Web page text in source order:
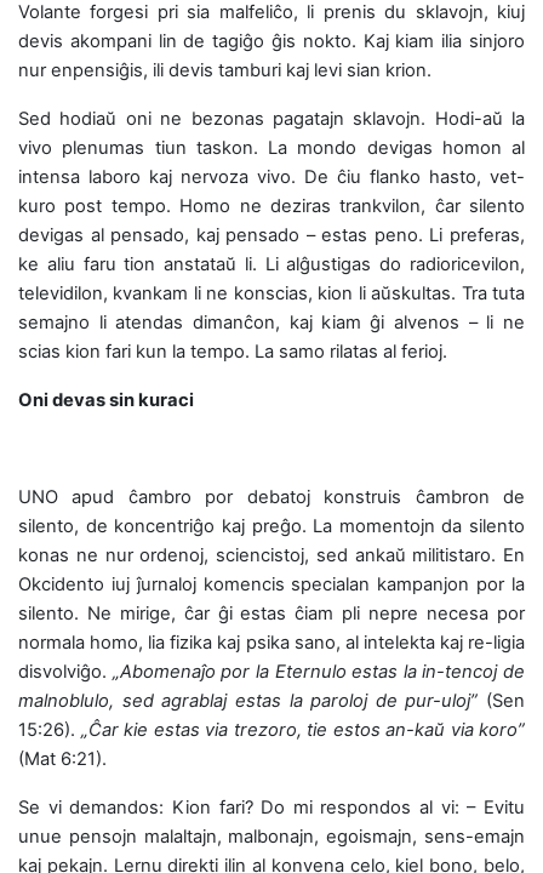
Volante forgesi pri sia malfeliĉo, li prenis du sklavojn, kiuj
devis akompani lin de tagiĝo ĝis nokto. Kaj kiam ilia sinjoro
nur enpensiĝis, ili devis tamburi kaj levi sian krion.
Sed hodiaŭ oni ne bezonas pagatajn sklavojn. Hodi-aŭ la
vivo plenumas tiun taskon. La mondo devigas homon al
intensa laboro kaj nervoza vivo. De ĉiu flanko hasto, vet-
kuro post tempo. Homo ne deziras trankvilon, ĉar silento
devigas al pensado, kaj pensado – estas peno. Li preferas,
ke aliu faru tion anstataŭ li. Li alĝustigas do radioricevilon,
televidilon, kvankam li ne konscias, kion li aŭskultas. Tra tuta
semajno li atendas dimanĉon, kaj kiam ĝi alvenos – li ne
scias kion fari kun la tempo. La samo rilatas al ferioj.
Oni devas sin kuraci
UNO apud ĉambro por debatoj konstruis ĉambron de
silento, de koncentriĝo kaj preĝo. La momentojn da silento
konas ne nur ordenoj, sciencistoj, sed ankaŭ militistaro. En
Okcidento iuj ĵurnaloj komencis specialan kampanjon por la
silento. Ne mirige, ĉar ĝi estas ĉiam pli nepre necesa por
normala homo, lia fizika kaj psika sano, al intelekta kaj re-ligia
disvolviĝo. „Abomenaĵo por la Eternulo estas la in-tencoj de
malnoblulo, sed agrablaj estas la paroloj de pur-uloj” (Sen
15:26). „Ĉar kie estas via trezoro, tie estos an-kaŭ via koro”
(Mat 6:21).
Se vi demandos: Kion fari? Do mi respondos al vi: – Evitu
unue pensojn malaltajn, malbonajn, egoismajn, sens-emajn
kaj pekajn. Lernu direkti ilin al konvena celo, kiel bono, belo,